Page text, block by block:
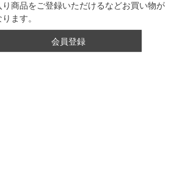
り商品をご登録いただけるなどお買い物が
ます。
会員登録